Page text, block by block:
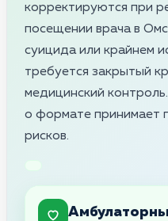
корректируются при
посещении врача в
суицида или крайнем
требуется закрытый
медицинский
о формате принимает
рисков.